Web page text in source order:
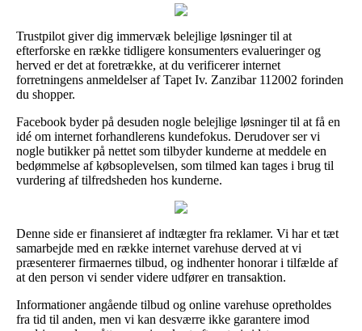
Trustpilot giver dig immervæk belejlige løsninger til at
efterforske en række tidligere konsumenters evalueringer og
herved er det at foretrække, at du verificerer internet
forretningens anmeldelser af Tapet Iv. Zanzibar 112002 forinden
du shopper.
Facebook byder på desuden nogle belejlige løsninger til at få en
idé om internet forhandlerens kundefokus. Derudover ser vi
nogle butikker på nettet som tilbyder kunderne at meddele en
bedømmelse af købsoplevelsen, som tilmed kan tages i brug til
vurdering af tilfredsheden hos kunderne.
Denne side er finansieret af indtægter fra reklamer. Vi har et tæt
samarbejde med en række internet varehuse derved at vi
præsenterer firmaernes tilbud, og indhenter honorar i tilfælde af
at den person vi sender videre udfører en transaktion.
Informationer angående tilbud og online varehuse opretholdes
fra tid til anden, men vi kan desværre ikke garantere imod